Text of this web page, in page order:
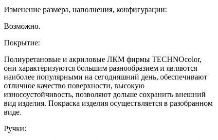
Изменение размера, наполнения, конфигурации:
Возможно.
Покрытие:
Полиуретановые и акриловые ЛКМ фирмы TECHNOcolor,
они характеризуются большим разнообразием и являются
наиболее популярными на сегодняшний день, обеспечивают
отличное качество поверхности, высокую
износоустойчивость, позволяют дольше сохранить внешний
вид изделия. Покраска изделия осуществляется в разобранном
виде.
Ручки: